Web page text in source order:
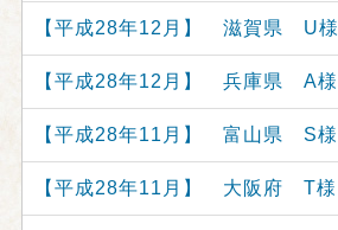
【平成28年12月】 滋賀県 U様
【平成28年12月】 兵庫県 A様
【平成28年11月】 富山県 S様
【平成28年11月】 大阪府 T様